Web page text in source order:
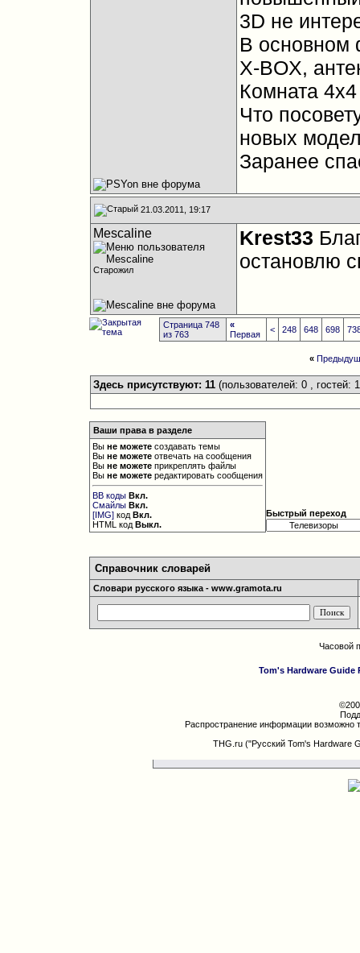
3D не
В основном
Х-BOX,
Комната 4х4
Что
новых
Заранее
21.03.2011, 19:17
Mescaline
Старожил
Krest33
остановлю
Страница 748
из 763
«
Первая
< 248 648 698
«
Здесь присутствуют: 11 (пользователей: 0 , гостей:
Ваши права в разделе
Выне можете создавать темы
Выне можете отвечать на сообщения
Выне можете прикреплять файлы
Выне можете редактировать сообщения
BB коды Вкл.
Смайлы Вкл.
[IMG] кодВкл.
HTML кодВыкл.
Быстрый переход
Справочник словарей
Словари русского языка - www.gramota.ru
Часовой
Tom's Hardware Guide
Распространение информации возможно
THG.ru ("Русский Tom's Hardware